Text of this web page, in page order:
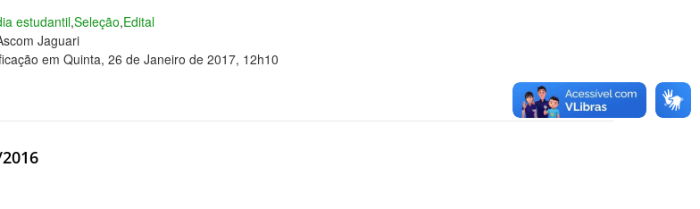
estudantil,Seleção,Edital
Jaguari
em Quinta, 26 de Janeiro de 2017, 12h10